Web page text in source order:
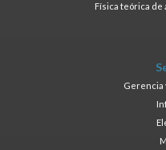
Física teórica de
Gerencia